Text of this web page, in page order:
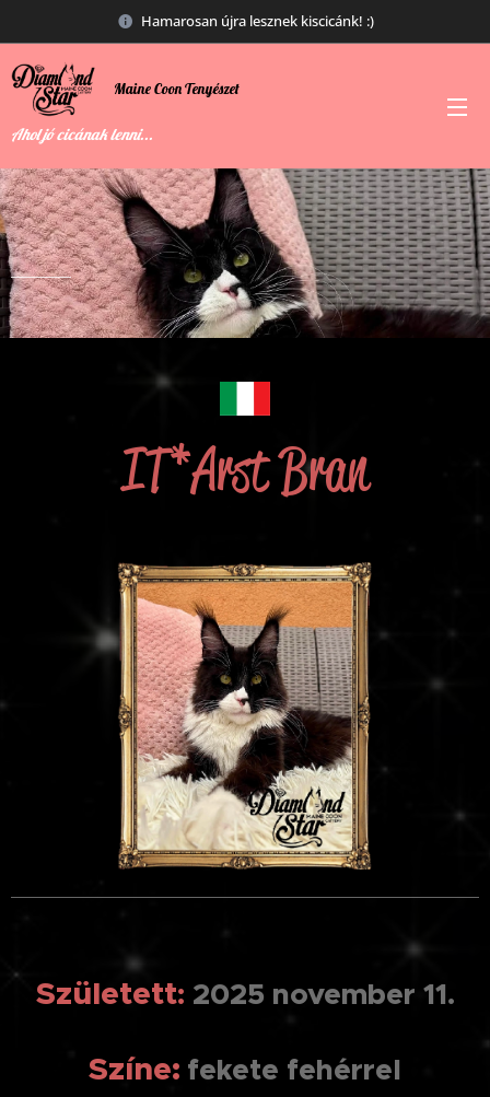
Hamarosan újra lesznek kiscicánk! :)
MaineCoonTenyészet
Ahol jó cicának lenni...
IT*Arst Bran
Született: 2025 november 11.
Színe: fekete fehérrel